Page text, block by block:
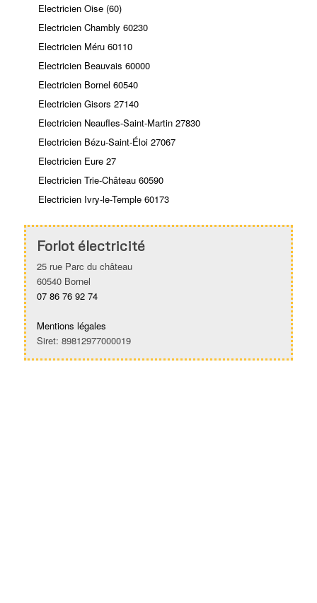
Electricien Oise (60)
Electricien Chambly 60230
Electricien Méru 60110
Electricien Beauvais 60000
Electricien Bornel 60540
Electricien Gisors 27140
Electricien Neaufles-Saint-Martin 27830
Electricien Bézu-Saint-Éloi 27067
Electricien Eure 27
Electricien Trie-Château 60590
Electricien Ivry-le-Temple 60173
Forlot électricité
25 rue Parc du château
60540 Bornel
07 86 76 92 74
Mentions légales
Siret: 89812977000019